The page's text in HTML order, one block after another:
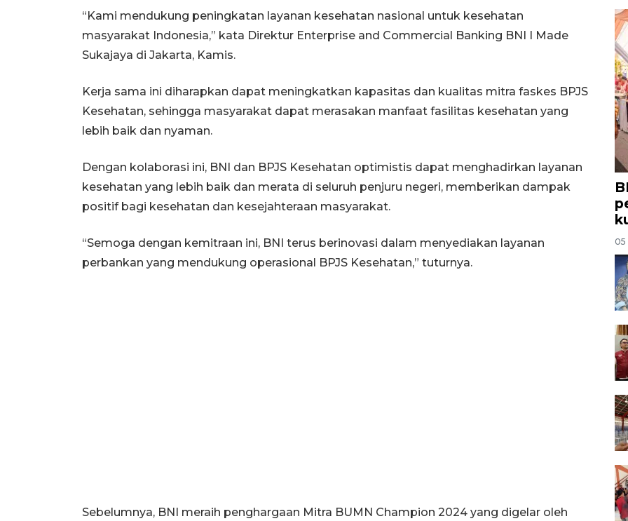
“Kami mendukung peningkatan layanan kesehatan nasional untuk kesehatan
masyarakat Indonesia,” kata Direktur Enterprise and Commercial Banking BNI I Made
Sukajaya di Jakarta, Kamis.
Kerja sama ini diharapkan dapat meningkatkan kapasitas dan kualitas mitra faskes BPJS
Kesehatan, sehingga masyarakat dapat merasakan manfaat fasilitas kesehatan yang
lebih baik dan nyaman.
Dengan kolaborasi ini, BNI dan BPJS Kesehatan optimistis dapat menghadirkan layanan
kesehatan yang lebih baik dan merata di seluruh penjuru negeri, memberikan dampak
positif bagi kesehatan dan kesejahteraan masyarakat.
“Semoga dengan kemitraan ini, BNI terus berinovasi dalam menyediakan layanan
perbankan yang mendukung operasional BPJS Kesehatan,” tuturnya.
Sebelumnya, BNI meraih penghargaan Mitra BUMN Champion 2024 yang digelar oleh
05